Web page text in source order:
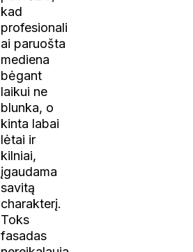
kad
profesionali
ai paruošta
mediena
bėgant
laikui ne
blunka, o
kinta labai
lėtai ir
kilniai,
įgaudama
savitą
charakterį.
Toks
fasadas